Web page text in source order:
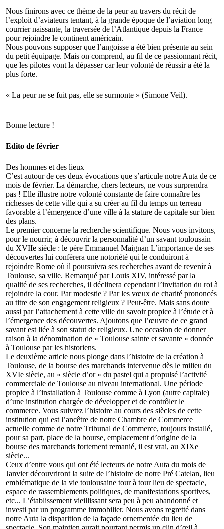
Nous finirons avec ce thème de la peur au travers du récit de
l’exploit d’aviateurs tentant, à la grande époque de l’aviation long
courrier naissante, la traversée de l’Atlantique depuis la France
pour rejoindre le continent américain.
Nous pouvons supposer que l’angoisse a été bien présente au sein
du petit équipage. Mais on comprend, au fil de ce passionnant récit,
que les pilotes vont la dépasser car leur volonté de réussir a été la
plus forte.
« La peur ne se fuit pas, elle se surmonte » (Simone Veil).
Bonne lecture !
Edito de février
Des hommes et des lieux
C’est autour de ces deux évocations que s’articule notre Auta de ce
mois de février. La démarche, chers lecteurs, ne vous surprendra
pas ! Elle illustre notre volonté constante de faire connaître les
richesses de cette ville qui a su créer au fil du temps un terreau
favorable à l’émergence d’une ville à la stature de capitale sur bien
des plans.
Le premier concerne la recherche scientifique. Nous vous invitons,
pour le nourrir, à découvrir la personnalité d’un savant toulousain
du XVIIe siècle : le père Emmanuel Maignan L’importance de ses
découvertes lui confèrera une notoriété qui le conduiront à
rejoindre Rome où il poursuivra ses recherches avant de revenir à
Toulouse, sa ville. Remarqué par Louis XIV, intéressé par la
qualité de ses recherches, il déclinera cependant l’invitation du roi à
rejoindre la cour. Par modestie ? Par les vœux de charité prononcés
au titre de son engagement religieux ? Peut-être. Mais sans doute
aussi par l’attachement à cette ville du savoir propice à l’étude et à
l’émergence des découvertes. Ajoutons que l’œuvre de ce grand
savant est liée à son statut de religieux. Une occasion de donner
raison à la dénomination de « Toulouse sainte et savante » donnée
à Toulouse par les historiens.
Le deuxième article nous plonge dans l’histoire de la création à
Toulouse, de la bourse des marchands intervenue dès le milieu du
XVIe siècle, au « siècle d’or » du pastel qui a propulsé l’activité
commerciale de Toulouse au niveau international. Une période
propice à l’installation à Toulouse comme à Lyon (autre capitale)
d’une institution chargée de développer et de contrôler le
commerce. Vous suivrez l’histoire au cours des siècles de cette
institution qui est l’ancêtre de notre Chambre de Commerce
actuelle comme de notre Tribunal de Commerce, toujours installé,
pour sa part, place de la bourse, emplacement d’origine de la
bourse des marchands fortement remanié, il est vrai, au XIXe
siècle...
Ceux d’entre vous qui ont été lecteurs de notre Auta du mois de
Janvier découvriront la suite de l’histoire de notre Pré Catelan, lieu
emblématique de la vie toulousaine tour à tour lieu de spectacle,
espace de rassemblements politiques, de manifestations sportives,
etc... L’établissement vieillissant sera peu à peu abandonné et
investi par un programme immobilier. Nous avons regretté dans
notre Auta la disparition de la façade ornementée du lieu de